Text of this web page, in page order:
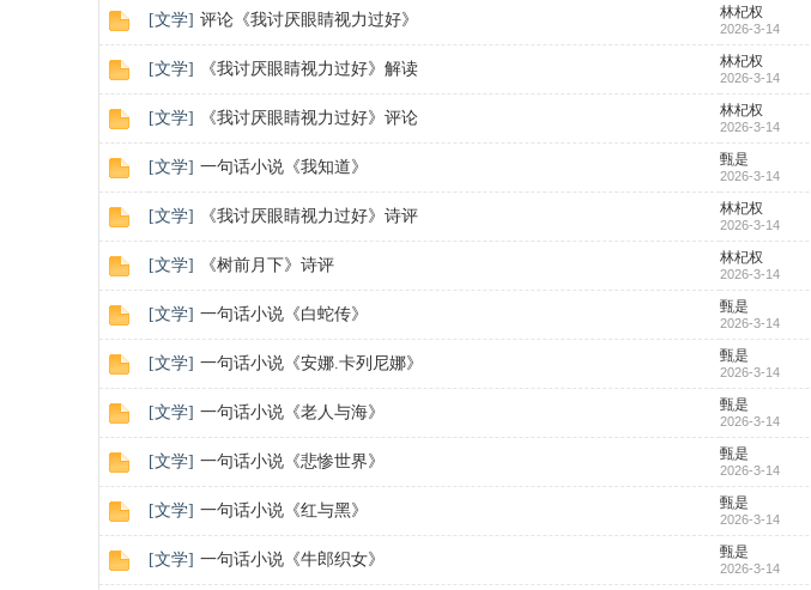
网
[文学] 评论《我讨厌眼睛视力过好》 林杞权
2026-3-14
[文学] 《我讨厌眼睛视力过好》解读 林杞权
2026-3-14
[文学] 《我讨厌眼睛视力过好》评论 林杞权
2026-3-14
[文学] 一句话小说《我知道》 甄是
2026-3-14
[文学] 《我讨厌眼睛视力过好》诗评 林杞权
2026-3-14
[文学] 《树前月下》诗评 林杞权
2026-3-14
[文学] 一句话小说《白蛇传》 甄是
2026-3-14
[文学] 一句话小说《安娜.卡列尼娜》 甄是
2026-3-14
[文学] 一句话小说《老人与海》 甄是
2026-3-14
[文学] 一句话小说《悲惨世界》 甄是
2026-3-14
[文学] 一句话小说《红与黑》 甄是
2026-3-14
[文学] 一句话小说《牛郎织女》 甄是
2026-3-14